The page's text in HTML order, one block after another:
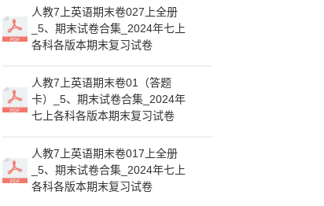
人教7上英语期末卷027上全册
_5、期末试卷合集_2024年七上
各科各版本期末复习试卷
人教7上英语期末卷01（答题
卡）_5、期末试卷合集_2024年
七上各科各版本期末复习试卷
人教7上英语期末卷017上全册
_5、期末试卷合集_2024年七上
各科各版本期末复习试卷